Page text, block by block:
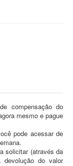
compensação do
mesmo e pague
pode acessar de
solicitar (através da
do valor